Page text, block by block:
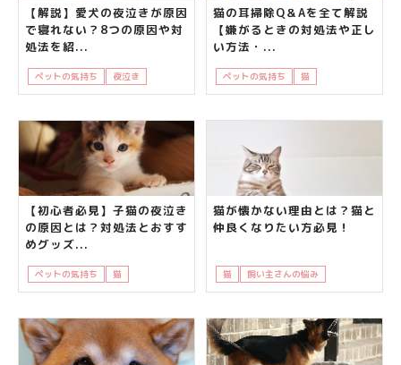
【解説】愛犬の夜泣きが原因
で寝れない？8つの原因や対
処法を紹...
ペットの気持ち 夜泣き 飼い主さんの悩み
猫の耳掃除Q＆Aを全て解説
【嫌がるときの対処法や正し
い方法・...
ペットの気持ち 猫
【初心者必見】子猫の夜泣き
の原因とは？対処法とおすす
めグッズ...
ペットの気持ち 猫
猫が懐かない理由とは？猫と
仲良くなりたい方必見！
猫 飼い主さんの悩み